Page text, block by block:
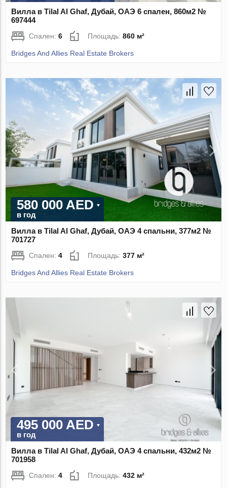
Вилла в Tilal Al Ghaf, Дубай, ОАЭ 6 спален, 860м2 №
697444
Спален:6 Площадь:860 м²
Bridges And Allies Real Estate Brokers
580 000 AED
в год
Вилла в Tilal Al Ghaf, Дубай, ОАЭ 4 спальни, 377м2 №
701727
Спален:4 Площадь:377 м²
Bridges And Allies Real Estate Brokers
495 000 AED
в год
Вилла в Tilal Al Ghaf, Дубай, ОАЭ 4 спальни, 432м2 №
701958
Спален:4 Площадь:432 м²